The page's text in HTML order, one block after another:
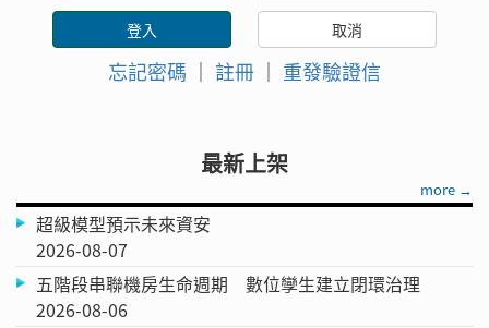
忘記密碼 ｜ 註冊 ｜ 重發驗證信
最新上架
more →
超級模型預示未來資安
2026-08-07
五階段串聯機房生命週期 數位孿生建立閉環治理
2026-08-06